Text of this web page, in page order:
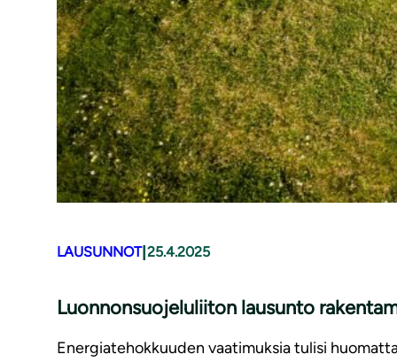
LAUSUNNOT|25.4.2025
Luonnonsuojeluliiton lausunto
Energiatehokkuuden vaatimuksia tulisi